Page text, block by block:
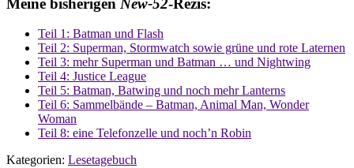
Meine bisherigen New-52-Rezis:
Teil 1: Batman und Flash
Teil 2: Superman, Stormwatch sowie grüne und rote Laternen
Teil 3: mehr Superman und Batman … und Nightwing
Teil 4: Justice League
Teil 5: Batman, Batwing und noch mehr Lanterns
Teil 6: Sammelbände – Batman, Animal Man, Wonder
Woman
Teil 8: eine Telefonzelle und noch’n Robin
Kategorien: Lesetagebuch